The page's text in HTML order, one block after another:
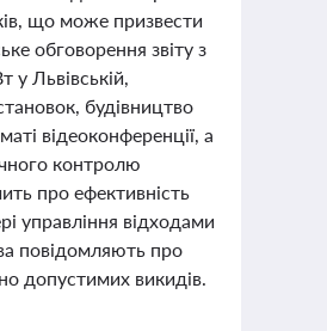
що може призвести
обговорення звіту з
у Львівській,
будівництво
відеоконференції, а
контролю
про ефективність
управління відходами
повідомляють про
допустимих викидів.